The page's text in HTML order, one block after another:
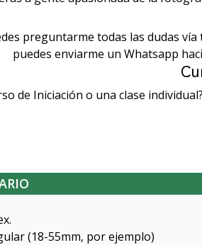
preguntarme todas las dudas
puedes enviarme un Whatsapp
de Iniciación o una clase
(18-55mm, por ejemplo)